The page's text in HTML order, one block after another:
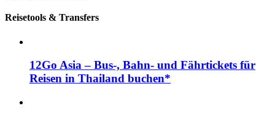
Reisetools & Transfers
12Go Asia – Bus-, Bahn- und Fährtickets für
Reisen in Thailand buchen*